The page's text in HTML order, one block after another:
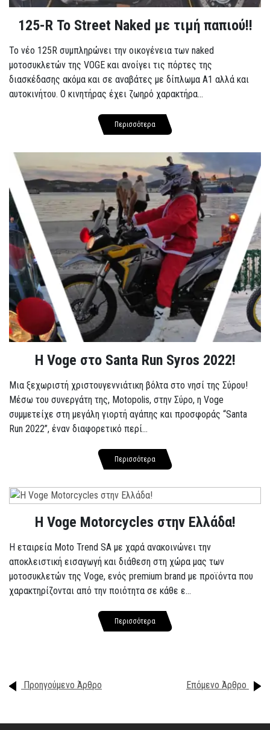
125-R Το Street Naked με τιμή παπιού!!
Το νέο 125R συμπληρώνει την οικογένεια των naked
μοτοσυκλετών της VOGE και ανοίγει τις πόρτες της
διασκέδασης ακόμα και σε αναβάτες με δίπλωμα A1 αλλά και
αυτοκινήτου. Ο κινητήρας έχει ζωηρό χαρακτήρα...
Περισσότερα
Η Voge στο Santa Run Syros 2022!
Μια ξεχωριστή χριστουγεννιάτικη βόλτα στο νησί της Σύρου!
Μέσω του συνεργάτη της, Motopolis, στην Σύρο, η Voge
συμμετείχε στη μεγάλη γιορτή αγάπης και προσφοράς “Santa
Run 2022”, έναν διαφορετικό περί...
Περισσότερα
H Voge Motorcycles στην Ελλάδα!
Η εταιρεία Moto Trend SA με χαρά ανακοινώνει την
αποκλειστική εισαγωγή και διάθεση στη χώρα μας των
μοτοσυκλετών της Voge, ενός premium brand με προϊόντα που
χαρακτηρίζονται από την ποιότητα σε κάθε ε...
Περισσότερα
Προηγούμενο Άρθρο Επόμενο Άρθρο